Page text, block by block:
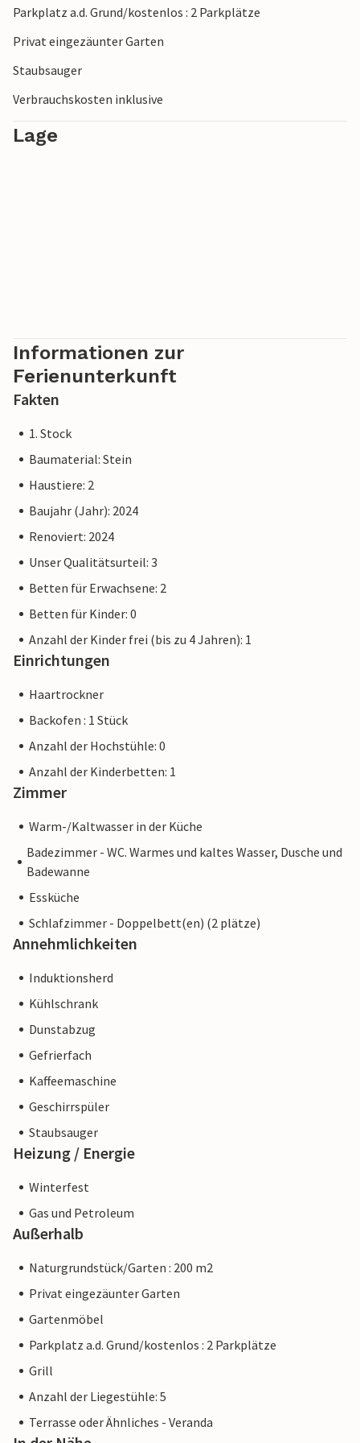
das spirituelle Kloster Santuario della Madonna di San
Pietro entdecken.
Parkplatz a.d. Grund/kostenlos : 2 Parkplätze
Privat eingezäunter Garten
Staubsauger
Verbrauchskosten inklusive
Lage
Informationen zur
Ferienunterkunft
Fakten
1. Stock
Baumaterial: Stein
Haustiere: 2
Baujahr (Jahr): 2024
Renoviert: 2024
Unser Qualitätsurteil: 3
Betten für Erwachsene: 2
Betten für Kinder: 0
Anzahl der Kinder frei (bis zu 4 Jahren): 1
Einrichtungen
Haartrockner
Backofen : 1 Stück
Anzahl der Hochstühle: 0
Anzahl der Kinderbetten: 1
Zimmer
Warm-/Kaltwasser in der Küche
Badezimmer - WC. Warmes und kaltes Wasser, Dusche und
Badewanne
Essküche
Schlafzimmer - Doppelbett(en) (2 plätze)
Annehmlichkeiten
Induktionsherd
Kühlschrank
Dunstabzug
Gefrierfach
Kaffeemaschine
Geschirrspüler
Staubsauger
Heizung / Energie
Winterfest
Gas und Petroleum
Außerhalb
Naturgrundstück/Garten : 200 m2
Privat eingezäunter Garten
Gartenmöbel
Parkplatz a.d. Grund/kostenlos : 2 Parkplätze
Grill
Anzahl der Liegestühle: 5
Terrasse oder Ähnliches - Veranda